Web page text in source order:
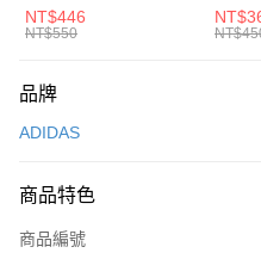
元大商業銀行
台灣樂天信用卡公司
AFTEE先享後付
【關於「AFTEE先享後付」】
便利好安心！
３．安心：先確認商品／服務後，再
【「AFTEE先享後付」結帳流程】
運送方式
每筆NT$100，滿NT$1,500(含以
宅配
中統襪 FZ3393100
NT$446
NT$550
品牌
ADIDAS
商品特色
商品編號